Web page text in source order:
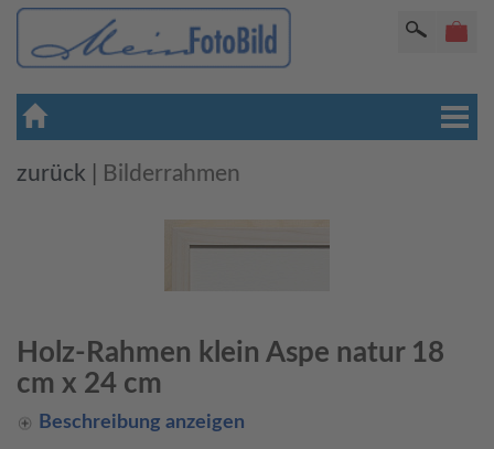
zurück Bilderrahmen
Holz-Rahmen klein Aspe natur 18
cm x 24 cm
Beschreibung anzeigen